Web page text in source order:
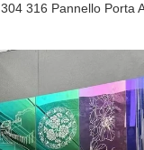
304 316 Pannello Porta